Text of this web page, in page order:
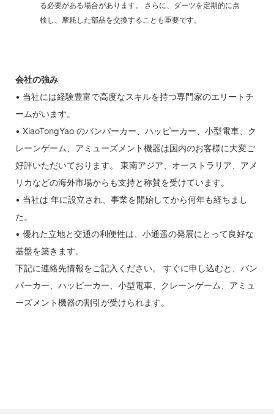
る必要がある場合があります。 さらに、ダーツを定期的に点
検し、摩耗した部品を交換することも重要です。
会社の強み
• 当社には経験豊富で高度なスキルを持つ専門家のエリートチ
ームがいます。
• XiaoTongYao のバンパーカー、ハッピーカー、小型電車、ク
レーンゲーム、アミューズメント機器は国内のお客様に大変ご
好評いただいております。 東南アジア、オーストラリア、アメ
リカなどの海外市場からも支持と称賛を受けています。
• 当社は 年に設立され、事業を開始してから何年も経ちまし
た。
• 優れた立地と交通の利便性は、小通遥の発展にとって良好な
基盤を築きます。
下記に連絡先情報をご記入ください。 すぐに申し込むと、バン
パーカー、ハッピーカー、小型電車、クレーンゲーム、アミュ
ーズメント機器の割引が受けられます。